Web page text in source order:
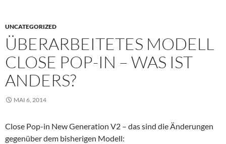
UNCATEGORIZED
ÜBERARBEITETES MODELL
CLOSE POP-IN – WAS IST
ANDERS?
MAI 6, 2014
Close Pop-in New Generation V2 – das sind die Änderungen
gegenüber dem bisherigen Modell: